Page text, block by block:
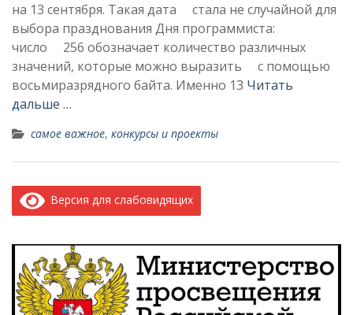
на 13 сентября. Такая дата стала не случайной для
выбора празднования Дня программиста:
число 256 обозначает количество различных
значений, которые можно выразить с помощью
восьмиразрядного байта. Именно 13 Читать
дальше …
cамое важное, конкурсы и проекты
Версия для слабовидящих